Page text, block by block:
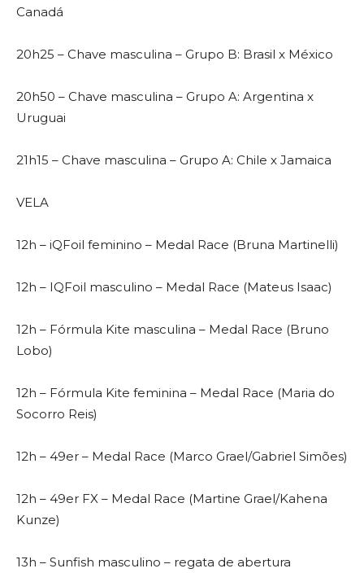
Canadá
20h25 – Chave masculina – Grupo B: Brasil x México
20h50 – Chave masculina – Grupo A: Argentina x
Uruguai
21h15 – Chave masculina – Grupo A: Chile x Jamaica
VELA
12h – iQFoil feminino – Medal Race (Bruna Martinelli)
12h – IQFoil masculino – Medal Race (Mateus Isaac)
12h – Fórmula Kite masculina – Medal Race (Bruno
Lobo)
12h – Fórmula Kite feminina – Medal Race (Maria do
Socorro Reis)
12h – 49er – Medal Race (Marco Grael/Gabriel Simões)
12h – 49er FX – Medal Race (Martine Grael/Kahena
Kunze)
13h – Sunfish masculino – regata de abertura